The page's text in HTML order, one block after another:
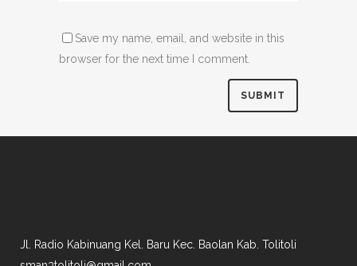
Save my name, email, and website in this
browser for the next time I comment.
Jl. Radio Kabinuang Kel. Baru Kec. Baolan Kab. Tolitoli